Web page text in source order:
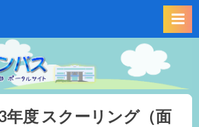
年度 スクーリング（面